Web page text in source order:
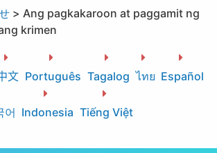
> Ang pagkakaroon at paggamit ng
krimen
文 Português Tagalog ไทย Español
어 Indonesia Tiếng Việt